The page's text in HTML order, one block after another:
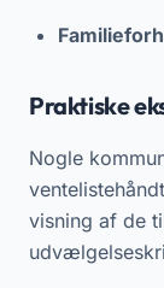
Praktiske
Nogle
visning af de